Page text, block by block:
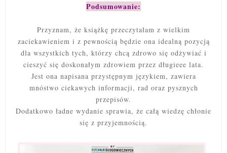
Podsumowanie:
Przyznam, że książkę przeczytałam z wielkim
zaciekawieniem i z pewnością będzie ona idealną pozycją
dla wszystkich tych, którzy chcą zdrowo się odżywiać i
cieszyć się doskonałym zdrowiem przez długieee lata.
Jest ona napisana przystępnym językiem, zawiera
mnóstwo ciekawych informacji, rad oraz pysznych
przepisów.
Dodatkowo ładne wydanie sprawia, że całą wiedzę chłonie
się z przyjemnością.